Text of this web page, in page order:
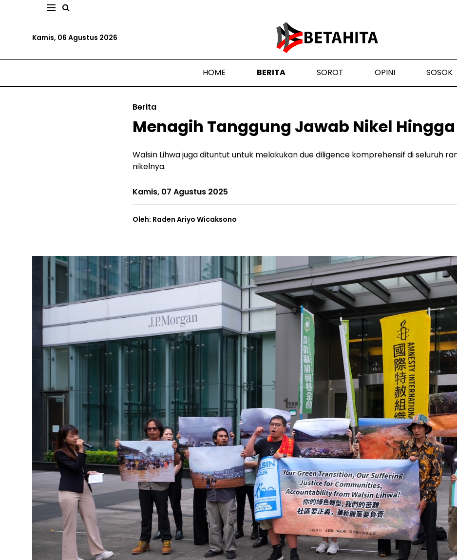
Kamis, 06 Agustus 2026
HOME BERITA SOROT OPINI SOSOK
Berita
Menagih Tanggung Jawab Nikel
Walsin Lihwa juga dituntut untuk melakukan due diligence komprehensif di seluruh
nikelnya.
Kamis, 07 Agustus 2025
Oleh: Raden Ariyo Wicaksono